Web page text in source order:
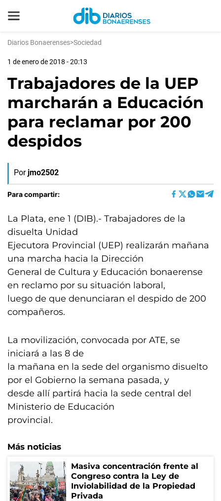
Diarios Bonaerenses>Sociedad
1 de enero de 2018 - 20:13
Trabajadores de la UEP
marcharán a Educación
para reclamar por 200
despidos
Por jmo2502
Para compartir:
La Plata, ene 1 (DIB).- Trabajadores de la
disuelta Unidad
Ejecutora Provincial (UEP) realizarán mañana
una marcha hacia la Dirección
General de Cultura y Educación bonaerense
en reclamo por su situación laboral,
luego de que denunciaran el despido de 200
compañeros.
La movilización, convocada por ATE, se
iniciará a las 8 de
la mañana en la sede del organismo disuelto
por el Gobierno la semana pasada, y
desde allí partirá hacia la sede central del
Ministerio de Educación
provincial.
Más noticias
Masiva concentración frente al
Congreso contra la Ley de
Inviolabilidad de la Propiedad
Privada